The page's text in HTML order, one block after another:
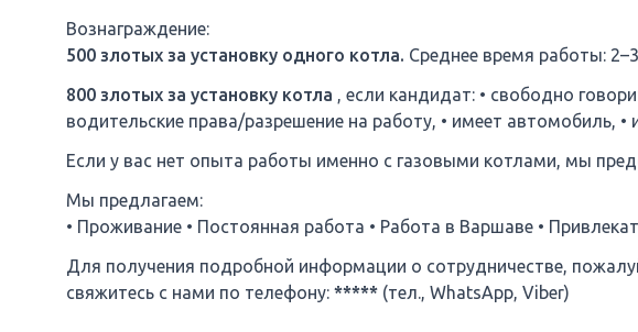
Вознаграждение:
500 злотых за установку одного котла. Среднее время работы:
800 злотых за установку котла , если кандидат: • свободно
водительские права/разрешение на работу, • имеет автомобиль,
Если у вас нет опыта работы именно с газовыми котлами, мы
Мы предлагаем:
• Проживание • Постоянная работа • Работа в Варшаве •
Для получения подробной информации о сотрудничестве,
свяжитесь с нами по телефону: ***** (тел., WhatsApp, Viber)